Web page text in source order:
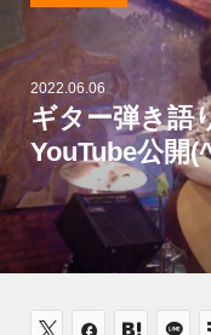
2022.06.06
ギター弾き語
YouTube公開